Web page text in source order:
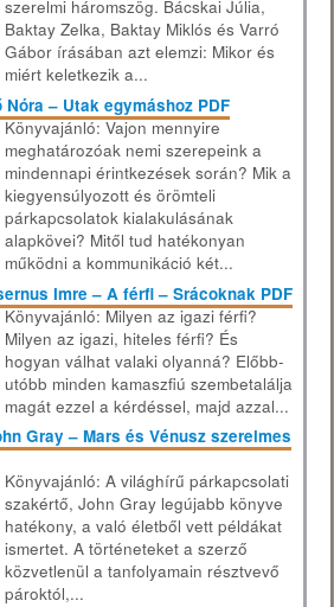
szerelmi háromszög. Bácskai Júlia,
Baktay Zelka, Baktay Miklós és Varró
Gábor írásában azt elemzi: Mikor és
miért keletkezik a...
Nóra – Utak egymáshoz PDF
Könyvajánló: Vajon mennyire
meghatározóak nemi szerepeink a
mindennapi érintkezések során? Mik a
kiegyensúlyozott és örömteli
párkapcsolatok kialakulásának
alapkövei? Mitől tud hatékonyan
működni a kommunikáció két...
Imre – A férfi – Srácoknak PDF
Könyvajánló: Milyen az igazi férfi?
Milyen az igazi, hiteles férfi? És
hogyan válhat valaki olyanná? Előbb-
utóbb minden kamaszfiú szembetalálja
magát ezzel a kérdéssel, majd azzal...
Gray – Mars és Vénusz szerelmes
Könyvajánló: A világhírű párkapcsolati
szakértő, John Gray legújabb könyve
hatékony, a való életből vett példákat
ismertet. A történeteket a szerző
közvetlenül a tanfolyamain résztvevő
pároktól,...